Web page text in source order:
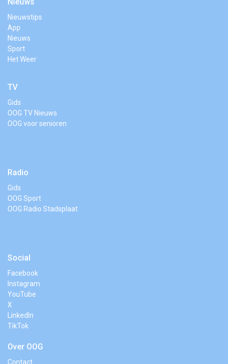
Nieuwstips
App
Nieuws
Sport
Het Weer
TV
Gids
OOG TV Nieuws
OOG voor senioren
Radio
Gids
OOG Sport
OOG Radio Stadsplaat
Social
Facebook
Instagram
YouTube
X
LinkedIn
TikTok
Over OOG
Contact